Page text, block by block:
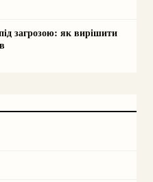
загрозою: як вирішити